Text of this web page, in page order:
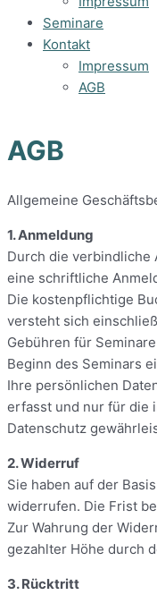
Seminare
Kontakt
Impressum
AGB
AGB
Allgemeine
1. Anmeldung
Durch die verbindliche
eine schriftliche
Die kostenpflichtige
versteht sich
Gebühren für
Beginn des Seminars
Ihre persönlichen
erfasst und nur für die
Datenschutz
2. Widerruf
Sie haben auf der
widerrufen. Die Frist
Zur Wahrung der
gezahlter Höhe durch
3. Rücktritt